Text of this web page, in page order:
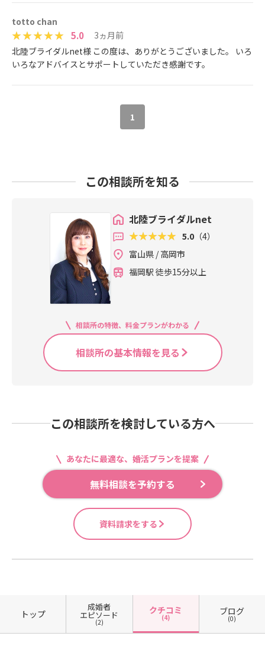
totto chan
5.0
3ヵ月前
北陸ブライダルnet様 この度は、ありがとうございました。 いろ
いろなアドバイスとサポートしていただき感謝です。
1
この相談所を知る
北陸ブライダルnet
5.0 （4）
富山県 / 高岡市
福岡駅 徒歩15分以上
相談所の特徴、料金プランがわかる
相談所の基本情報を見る
この相談所を検討している方へ
あなたに最適な、婚活プランを提案
無料相談を予約する
資料請求をする
トップ
成婚者
エピソード
(2)
クチコミ
(4)
ブログ
(0)